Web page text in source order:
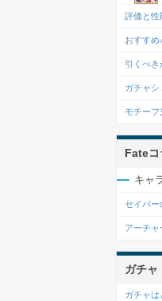
評価と性
おすす
引くべき
ガチャシ
モチーフ
Fateコ
キャ
セイバー
アーチャ
ガチャ
ガチャ